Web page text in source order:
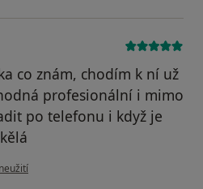
co znám, chodím k ní už
profesionální i mimo
po telefonu i když je
uživatele vděčný pacient